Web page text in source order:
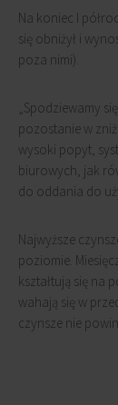
Na koniec I
się obniżył i
poza nimi).
„Spodziewamy
pozostanie w
wysoki popyt,
biurowych, jak
do oddania do
Najwyższe
poziomie.
kształtują się na
wahają się w
czynsze nie